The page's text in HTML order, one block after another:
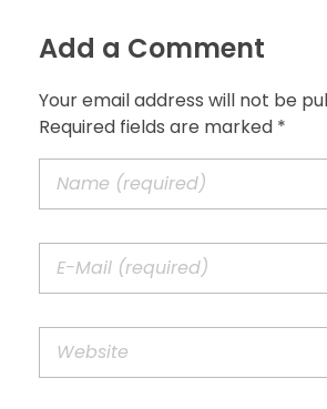
Add a Comment
Your email address will not be
Required fields are marked *